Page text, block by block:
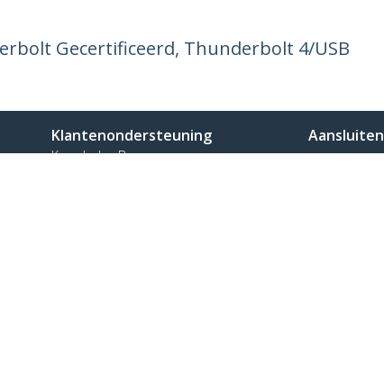
Gecertificeerd, Thunderbolt 4/USB
Klantenondersteuning
Knowledge Base
Aansluiten